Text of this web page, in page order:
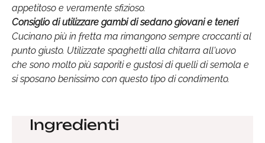
appetitoso e veramente sfizioso.
Consiglio di utilizzare gambi di sedano giovani e teneri
Cucinano più in fretta ma rimangono sempre croccanti al
punto giusto. Utilizzate spaghetti alla chitarra all'uovo
che sono molto più saporiti e gustosi di quelli di semola e
si sposano benissimo con questo tipo di condimento.
Ingredienti